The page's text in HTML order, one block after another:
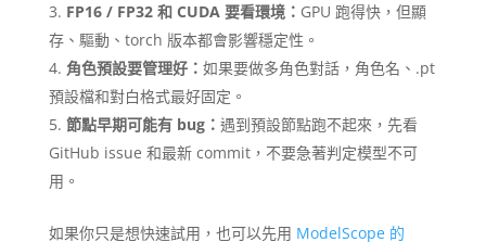
FP16 / FP32 和 CUDA 要看環境： GPU 跑得快，但顯
存、驅動、torch 版本都會影響穩定性。
角色預設要管理好： 如果要做多角色對話，角色名、.pt
預設檔和對白格式最好固定。
節點早期可能有 bug： 遇到預設節點跑不起來，先看
GitHub issue 和最新 commit，不要急著判定模型不可
用。
如果你只是想快速試用，也可以先用 ModelScope 的